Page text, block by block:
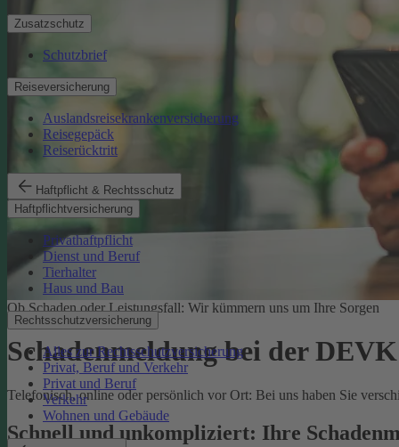
Zusatzschutz
Schutzbrief
Reiseversicherung
Auslandsreisekrankenversicherung
Reisegepäck
Reiserücktritt
Haftpflicht & Rechtsschutz
Haftpflichtversicherung
Privathaftpflicht
Dienst und Beruf
Tierhalter
Haus und Bau
Rechtsschutzversicherung
Alles zur Rechtsschutzversicherung
Privat, Beruf und Verkehr
Privat und Beruf
Verkehr
Wohnen und Gebäude
Ob Schaden oder Leistungsfall: Wir kümmern uns um Ihre Sorgen
Schadenmeldung bei der DEVK
Telefonisch, online oder persönlich vor Ort: Bei uns haben Sie
Schnell und unkompliziert: Ihre